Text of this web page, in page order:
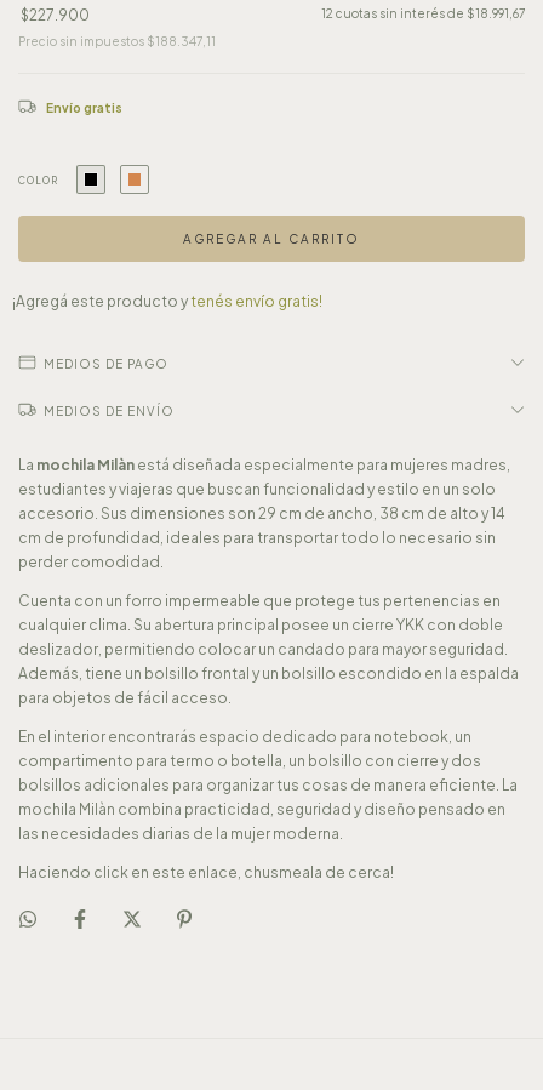
$227.900 12 cuotas sin interés de $18.991,67
Precio sin impuestos $188.347,11
Envío gratis
COLOR
¡Agregá este producto ytenés envío gratis!
MEDIOS DE PAGO
MEDIOS DE ENVÍO
La mochila Milàn está diseñada especialmente para mujeres madres,
estudiantes y viajeras que buscan funcionalidad y estilo en un solo
accesorio. Sus dimensiones son 29 cm de ancho, 38 cm de alto y 14
cm de profundidad, ideales para transportar todo lo necesario sin
perder comodidad.
Cuenta con un forro impermeable que protege tus pertenencias en
cualquier clima. Su abertura principal posee un cierre YKK con doble
deslizador, permitiendo colocar un candado para mayor seguridad.
Además, tiene un bolsillo frontal y un bolsillo escondido en la espalda
para objetos de fácil acceso.
En el interior encontrarás espacio dedicado para notebook, un
compartimento para termo o botella, un bolsillo con cierre y dos
bolsillos adicionales para organizar tus cosas de manera eficiente. La
mochila Milàn combina practicidad, seguridad y diseño pensado en
las necesidades diarias de la mujer moderna.
Haciendo click en este enlace, chusmeala de cerca!